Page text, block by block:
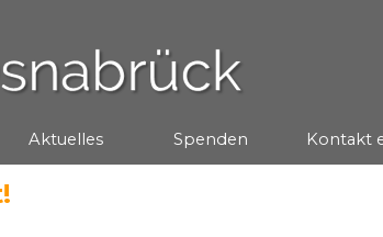
überspringen
▼
Aktuelles ▼
Spenden Kontakt